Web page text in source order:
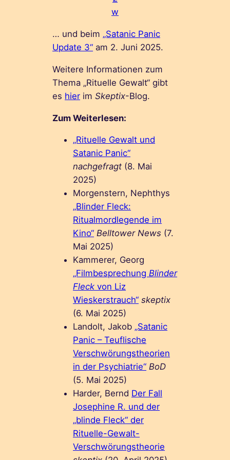
w
… und beim „Satanic Panic
Update 3“ am 2. Juni 2025.
Weitere Informationen zum
Thema „Rituelle Gewalt“ gibt
es hier imSkeptix-Blog.
Zum Weiterlesen:
„Rituelle Gewalt und
Satanic Panic“
nachgefragt (8. Mai
2025)
Morgenstern, Nephthys
„Blinder Fleck:
Ritualmordlegende im
Kino“ Belltower News (7.
Mai 2025)
Kammerer, Georg
„FilmbesprechungBlinder
Fleck von Liz
Wieskerstrauch“ skeptix
(6. Mai 2025)
Landolt, Jakob „Satanic
Panic – Teuflische
Verschwörungstheorien
in der Psychiatrie“ BoD
(5. Mai 2025)
Harder, Bernd Der Fall
Josephine R. und der
„blinde Fleck“ der
Rituelle-Gewalt-
Verschwörungstheorie